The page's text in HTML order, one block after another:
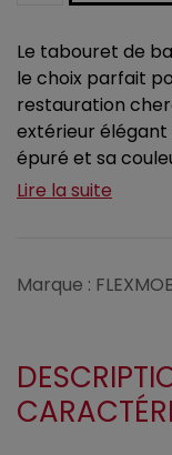
Le tabouret de
le choix parfait
restauration
extérieur élégant
épuré et sa
Lire la suite
Marque :